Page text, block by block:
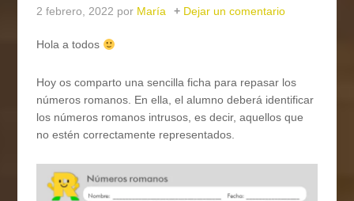
2 febrero, 2022 por María Dejar un comentario
Hola a todos
Hoy os comparto una sencilla ficha para repasar los
números romanos. En ella, el alumno deberá identificar
los números romanos intrusos, es decir, aquellos que
no estén correctamente representados.